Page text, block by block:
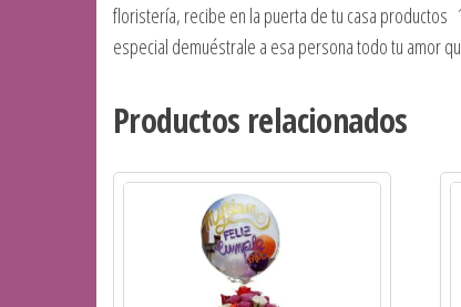
floristería, recibe en la puerta de tu casa productos
especial demuéstrale a esa persona todo tu amor
Productos relacionados